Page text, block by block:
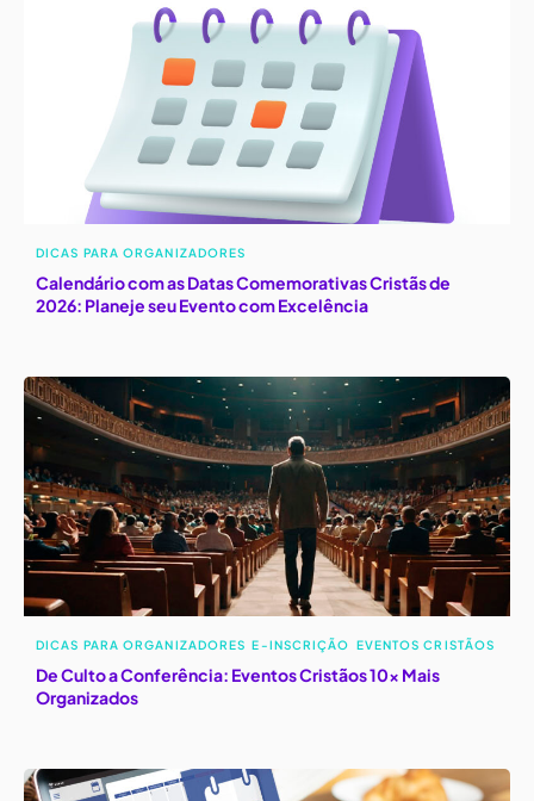
DICAS PARA ORGANIZADORES
Calendário com as Datas Comemorativas Cristãs de
2026: Planeje seu Evento com Excelência
DICAS PARA ORGANIZADORES E-INSCRIÇÃO EVENTOS CRISTÃOS
De Culto a Conferência: Eventos Cristãos 10x Mais
Organizados